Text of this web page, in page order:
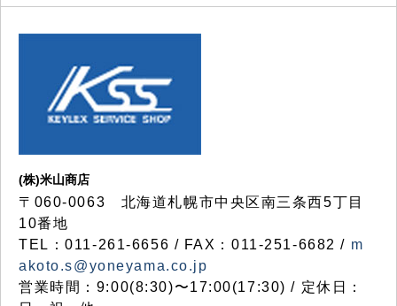
(株)米山商店
〒060-0063 北海道札幌市中央区南三条西5丁目
10番地
TEL：011-261-6656 / FAX：011-251-6682 / m
akoto.s@yoneyama.co.jp
営業時間：9:00(8:30)〜17:00(17:30) / 定休日：